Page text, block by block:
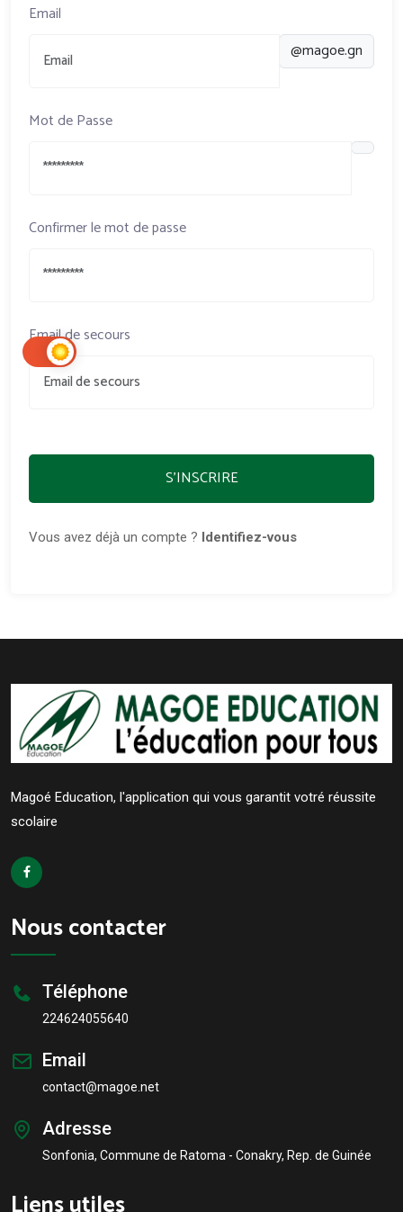
Email
@magoe.gn
Mot de Passe
Confirmer le mot de passe
Email de secours
S'INSCRIRE
Vous avez déjà un compte ? Identifiez-vous
Magoé Education, l'application qui vous garantit votré réussite
scolaire
Nous contacter
Téléphone
224624055640
Email
contact@magoe.net
Adresse
Sonfonia, Commune de Ratoma - Conakry, Rep. de Guinée